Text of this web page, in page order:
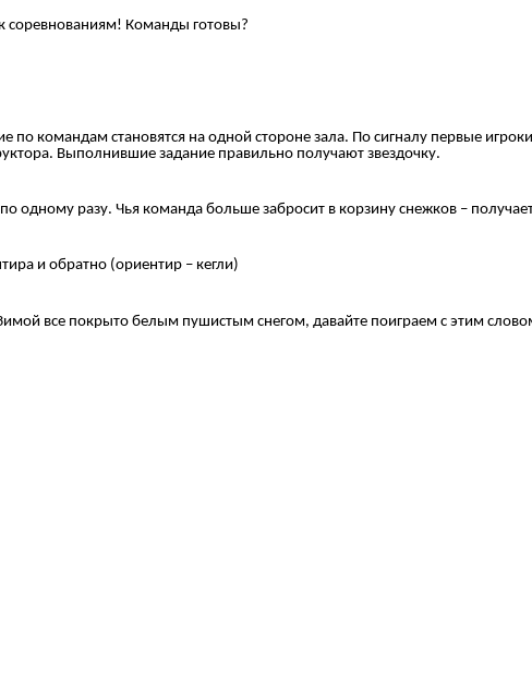
соревнованиям! Команды готовы?
командам становятся на одной стороне зала. По сигналу первые
Выполнившие задание правильно получают звездочку.
одному разу. Чья команда больше забросит в корзину снежков –
и обратно (ориентир – кегли)
все покрыто белым пушистым снегом, давайте поиграем с этим